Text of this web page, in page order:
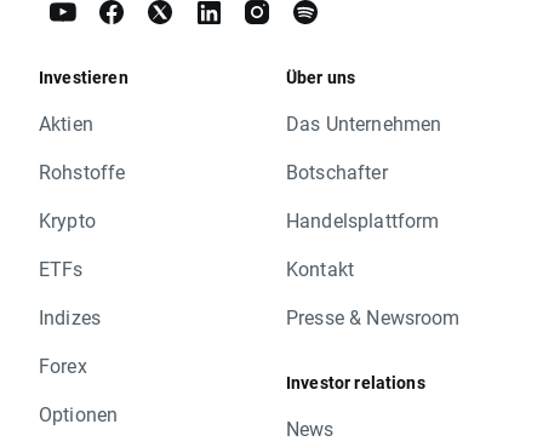
Investieren
Aktien
Rohstoffe
Krypto
ETFs
Indizes
Forex
Optionen
Über uns
Das Unternehmen
Botschafter
Handelsplattform
Kontakt
Presse & Newsroom
Investor relations
News